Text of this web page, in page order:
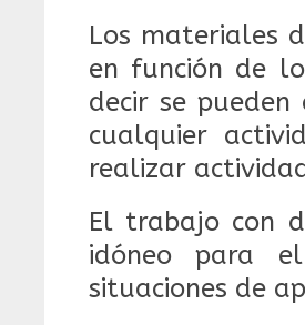
Los materiales
en función de
decir se
cualquier
realizar
El trabajo con
idóneo para
situaciones de